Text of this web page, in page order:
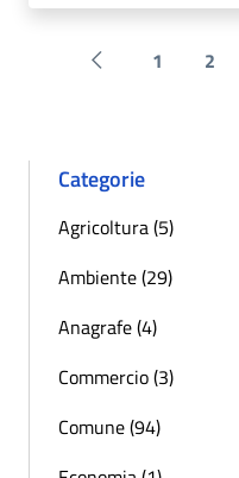
Pagina precedente
1 2
Categorie
Agricoltura (5)
Ambiente (29)
Anagrafe (4)
Commercio (3)
Comune (94)